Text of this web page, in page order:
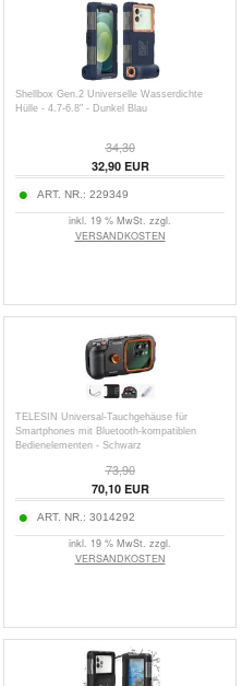
Shellbox Gen.2 Universelle Wasserdichte
Hülle - 4.7-6.8" - Dunkel Blau
34,30
32,90EUR
ART. NR.: 229349
inkl. 19 % MwSt. zzgl.
VERSANDKOSTEN
TELESIN Universal-Tauchgehäuse für
Smartphones mit Bluetooth-kompatiblen
Bedienelementen - Schwarz
73,90
70,10EUR
ART. NR.: 3014292
inkl. 19 % MwSt. zzgl.
VERSANDKOSTEN